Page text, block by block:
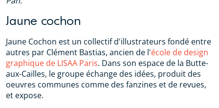
Jaune cochon
Jaune Cochon est un collectif d'illustrateurs fondé entre
autres par Clément Bastias, ancien de l'école de design
graphique de LISAA Paris. Dans son espace de la Butte-
aux-Cailles, le groupe échange des idées, produit des
oeuvres communes comme des fanzines et de revues,
et expose.